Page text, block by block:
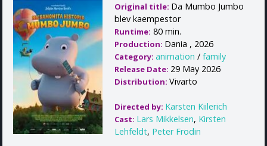
Original title: Da Mumbo Jumbo
blev kaempestor
Runtime: 80 min.
Production: Dania , 2026
Category: animation / family
Release Date: 29 May 2026
Distribution: Vivarto
Directed by: Karsten Kiilerich
Cast: Lars Mikkelsen, Kirsten
Lehfeldt, Peter Frodin